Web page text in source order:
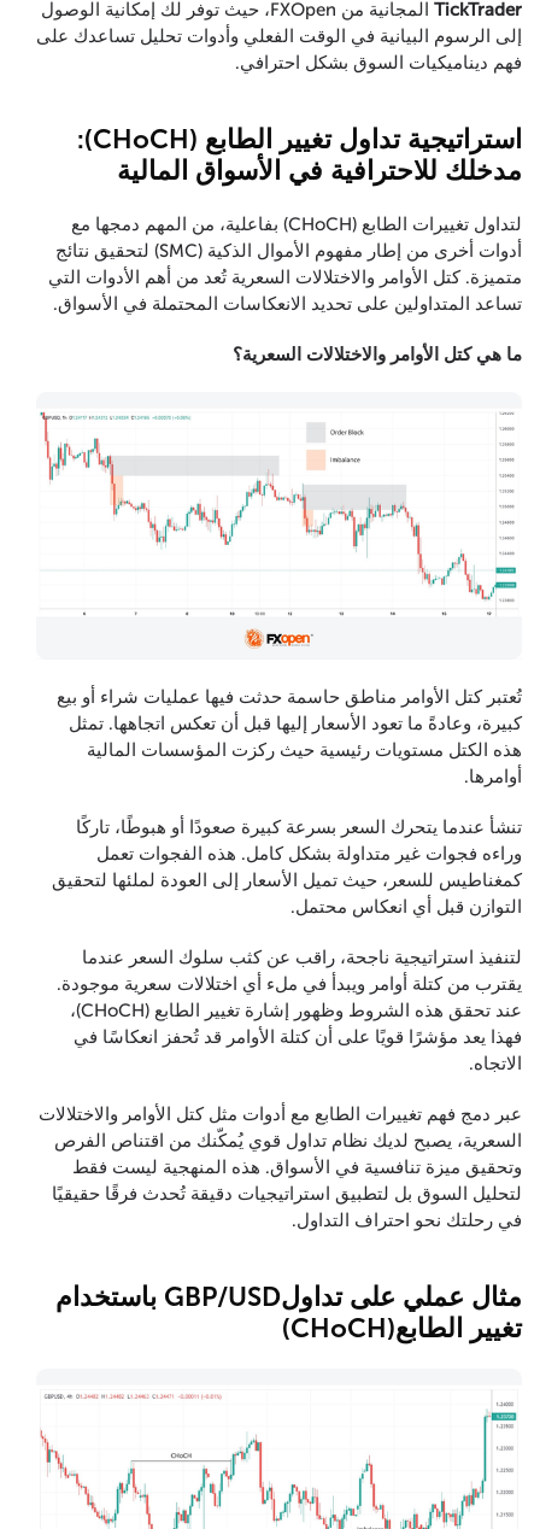
TickTrader
المجانية من FXOpen، حيث توفر لك إمكانية الوصول
إلى الرسوم البيانية في الوقت الفعلي وأدوات تحليل تساعدك على
فهم ديناميكيات السوق بشكل احترافي.
استراتيجية تداول تغيير الطابع (CHoCH):
مدخلك للاحترافية في الأسواق المالية
لتداول تغييرات الطابع (CHoCH) بفاعلية، من المهم دمجها مع
أدوات أخرى من إطار مفهوم الأموال الذكية (SMC) لتحقيق نتائج
متميزة. كتل الأوامر والاختلالات السعرية تُعد من أهم الأدوات التي
تساعد المتداولين على تحديد الانعكاسات المحتملة في الأسواق.
ما هي كتل الأوامر والاختلالات السعرية؟
تُعتبر كتل الأوامر مناطق حاسمة حدثت فيها عمليات شراء أو بيع
كبيرة، وعادةً ما تعود الأسعار إليها قبل أن تعكس اتجاهها. تمثل
هذه الكتل مستويات رئيسية حيث ركزت المؤسسات المالية
أوامرها.
تنشأ عندما يتحرك السعر بسرعة كبيرة صعودًا أو هبوطًا، تاركًا
وراءه فجوات غير متداولة بشكل كامل. هذه الفجوات تعمل
كمغناطيس للسعر، حيث تميل الأسعار إلى العودة لملئها لتحقيق
التوازن قبل أي انعكاس محتمل.
لتنفيذ استراتيجية ناجحة، راقب عن كثب سلوك السعر عندما
يقترب من كتلة أوامر ويبدأ في ملء أي اختلالات سعرية موجودة.
عند تحقق هذه الشروط وظهور إشارة تغيير الطابع (CHoCH)،
فهذا يعد مؤشرًا قويًا على أن كتلة الأوامر قد تُحفز انعكاسًا في
الاتجاه.
عبر دمج فهم تغييرات الطابع مع أدوات مثل كتل الأوامر والاختلالات
السعرية، يصبح لديك نظام تداول قوي يُمكّنك من اقتناص الفرص
وتحقيق ميزة تنافسية في الأسواق. هذه المنهجية ليست فقط
لتحليل السوق بل لتطبيق استراتيجيات دقيقة تُحدث فرقًا حقيقيًا
في رحلتك نحو احتراف التداول.
مثال عملي على تداولGBP/USD باستخدام
تغيير الطابع(CHoCH)